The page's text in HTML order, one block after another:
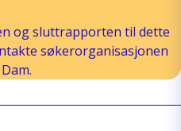
og sluttrapporten til dette
søkerorganisasjonen